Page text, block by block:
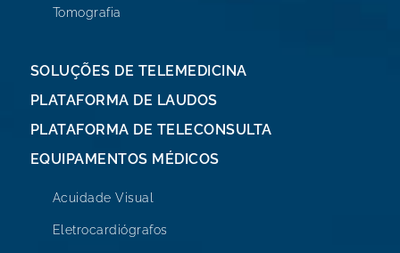
Tomografia
SOLUÇÕES DE TELEMEDICINA
PLATAFORMA DE LAUDOS
PLATAFORMA DE TELECONSULTA
EQUIPAMENTOS MÉDICOS
Acuidade Visual
Eletrocardiógrafos